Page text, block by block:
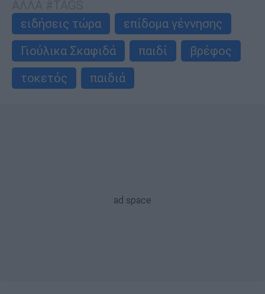
ειδήσεις τώρα
επίδομα γέννησης
Γιούλικα Σκαφιδά
παιδί
βρέφος
τοκετός
παιδιά